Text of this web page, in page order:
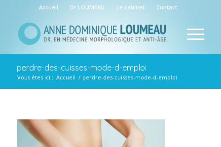
Accueil Dr LOUMEAU Le cabinet Contact
perdre-des-cuisses-mode-d-emploi
Vous êtes ici : Accueil / perdre-des-cuisses-mode-d-emploi